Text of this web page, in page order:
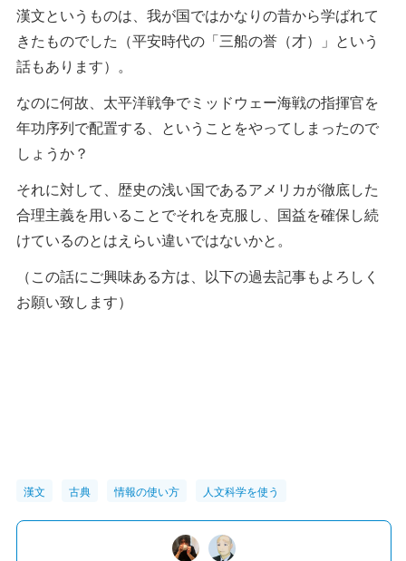
漢文というものは、我が国ではかなりの昔から学ばれて
きたものでした（平安時代の「三船の誉（才）」という
話もあります）。
なのに何故、太平洋戦争でミッドウェー海戦の指揮官を
年功序列で配置する、ということをやってしまったので
しょうか？
それに対して、歴史の浅い国であるアメリカが徹底した
合理主義を用いることでそれを克服し、国益を確保し続
けているのとはえらい違いではないかと。
（この話にご興味ある方は、以下の過去記事もよろしく
お願い致します）
漢文 古典 情報の使い方 人文科学を使う